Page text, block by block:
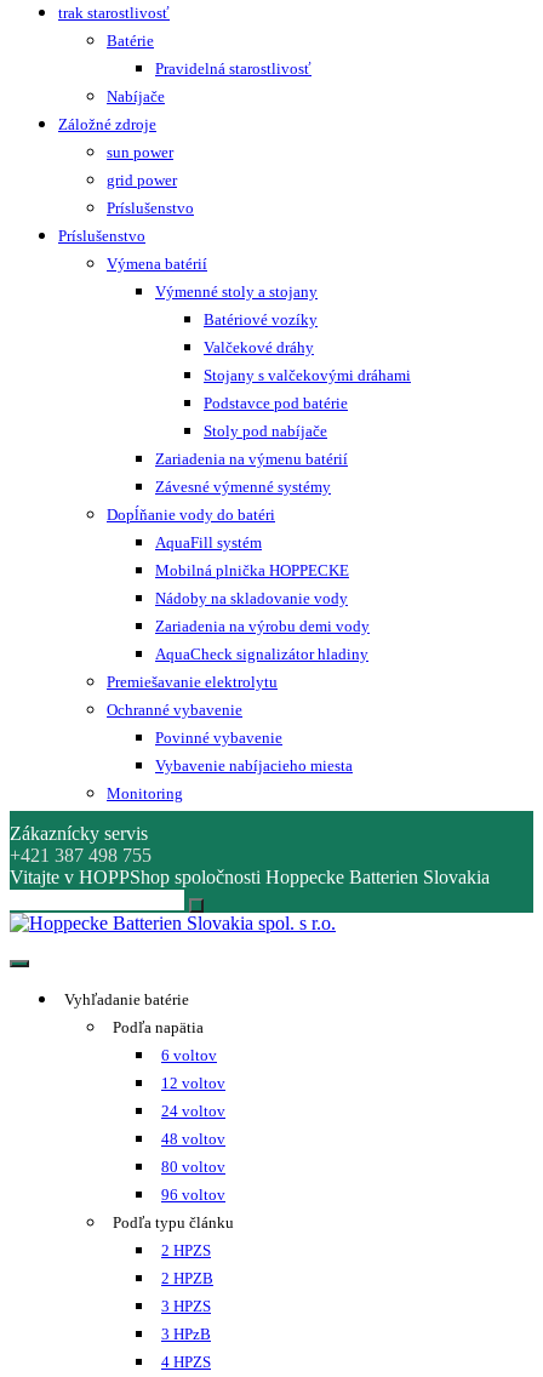
trak starostlivosť
Batérie
Pravidelná starostlivosť
Nabíjače
Záložné zdroje
sun power
grid power
Príslušenstvo
Príslušenstvo
Výmena batérií
Výmenné stoly a stojany
Batériové vozíky
Valčekové dráhy
Stojany s valčekovými dráhami
Podstavce pod batérie
Stoly pod nabíjače
Zariadenia na výmenu batérií
Závesné výmenné systémy
Dopĺňanie vody do batéri
AquaFill systém
Mobilná plnička HOPPECKE
Nádoby na skladovanie vody
Zariadenia na výrobu demi vody
AquaCheck signalizátor hladiny
Premiešavanie elektrolytu
Ochranné vybavenie
Povinné vybavenie
Vybavenie nabíjacieho miesta
Monitoring
Zákaznícky servis
+421 387 498 755
Vitajte v HOPPShop spoločnosti Hoppecke Batterien Slovakia
Hoppecke Batterien Slovakia spol. s r.o.
Online B2B konfigurátor HOPPECKE
Vyhľadanie batérie
Podľa napätia
6 voltov
12 voltov
24 voltov
48 voltov
80 voltov
96 voltov
Podľa typu článku
2 HPZS
2 HPZB
3 HPZS
3 HPzB
4 HPZS